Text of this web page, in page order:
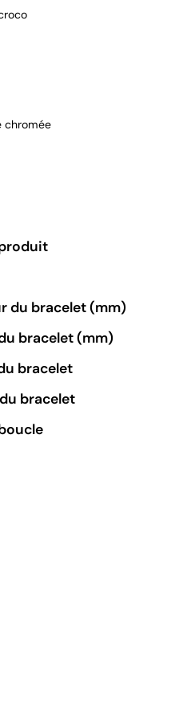
chromée
du bracelet (mm)
bracelet (mm)
bracelet
bracelet